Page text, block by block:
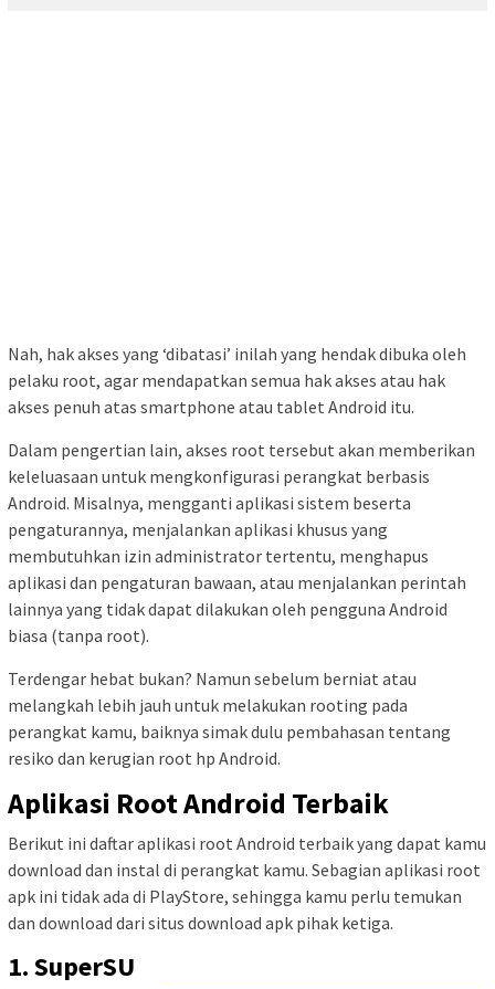
Nah, hak akses yang ‘dibatasi’ inilah yang hendak dibuka oleh
pelaku root, agar mendapatkan semua hak akses atau hak
akses penuh atas smartphone atau tablet Android itu.
Dalam pengertian lain, akses root tersebut akan memberikan
keleluasaan untuk mengkonfigurasi perangkat berbasis
Android. Misalnya, mengganti aplikasi sistem beserta
pengaturannya, menjalankan aplikasi khusus yang
membutuhkan izin administrator tertentu, menghapus
aplikasi dan pengaturan bawaan, atau menjalankan perintah
lainnya yang tidak dapat dilakukan oleh pengguna Android
biasa (tanpa root).
Terdengar hebat bukan? Namun sebelum berniat atau
melangkah lebih jauh untuk melakukan rooting pada
perangkat kamu, baiknya simak dulu pembahasan tentang
resiko dan kerugian root hp Android.
Aplikasi Root Android Terbaik
Berikut ini daftar aplikasi root Android terbaik yang dapat kamu
download dan instal di perangkat kamu. Sebagian aplikasi root
apk ini tidak ada di PlayStore, sehingga kamu perlu temukan
dan download dari situs download apk pihak ketiga.
1. SuperSU